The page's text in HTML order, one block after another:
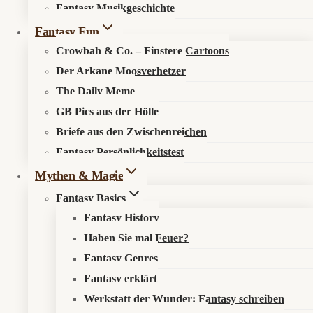
Fantasy Musikgeschichte
Fantasy Fun
Crowbah & Co. – Finstere Cartoons
Der Arkane Moosverhetzer
The Daily Meme
GB Pics aus der Hölle
Briefe aus den Zwischenreichen
Fantasy Persönlichkeitstest
Mythen & Magie
Fantasy Basics
Fantasy History
Haben Sie mal Feuer?
Fantasy Genres
Fantasy erklärt
Werkstatt der Wunder: Fantasy schreiben
Search in content
Crowbah #32: KI-Rationalisierung
Crowbah #32: KI-Rationalisierung